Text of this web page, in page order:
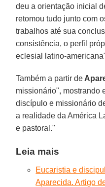
deu a orientação inicial
retomou tudo junto com
trabalhos até sua
consistência, o perfil
eclesial latino-
Também a partir de
missionário", mostrando
discípulo e missionário
a realidade da América
e pastoral."
Leia mais
Eucaristia e
Aparecida. Artigo